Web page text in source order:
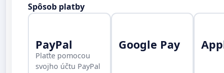
Spôsob platby
PayPal
Plaťte pomocou
svojho účtu PayPal
Google Pay